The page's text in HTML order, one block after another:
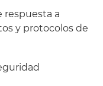
respuesta a
y protocolos de